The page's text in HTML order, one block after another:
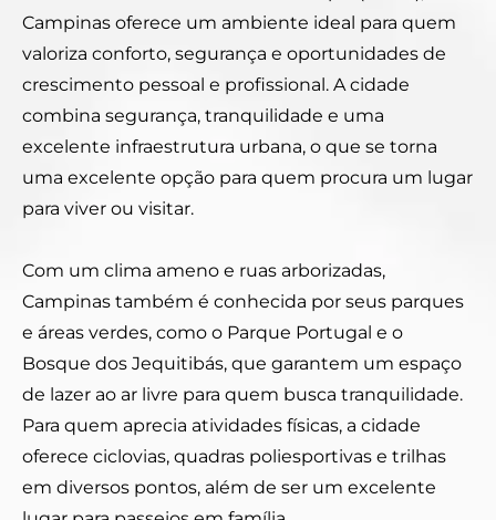
Campinas oferece um ambiente ideal para quem
valoriza conforto, segurança e oportunidades de
crescimento pessoal e profissional. A cidade
combina segurança, tranquilidade e uma
excelente infraestrutura urbana, o que se torna
uma excelente opção para quem procura um lugar
para viver ou visitar.
Com um clima ameno e ruas arborizadas,
Campinas também é conhecida por seus parques
e áreas verdes, como o Parque Portugal e o
Bosque dos Jequitibás, que garantem um espaço
de lazer ao ar livre para quem busca tranquilidade.
Para quem aprecia atividades físicas, a cidade
oferece ciclovias, quadras poliesportivas e trilhas
em diversos pontos, além de ser um excelente